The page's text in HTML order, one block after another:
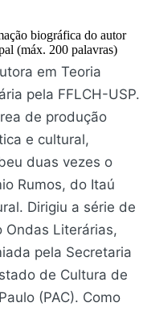
biográfica do autor
(máx. 200 palavras)
em Teoria
pela FFLCH-USP.
de produção
e cultural,
duas vezes o
Rumos, do Itaú
Dirigiu a série de
Ondas Literárias,
pela Secretaria
de Cultura de
(PAC). Como